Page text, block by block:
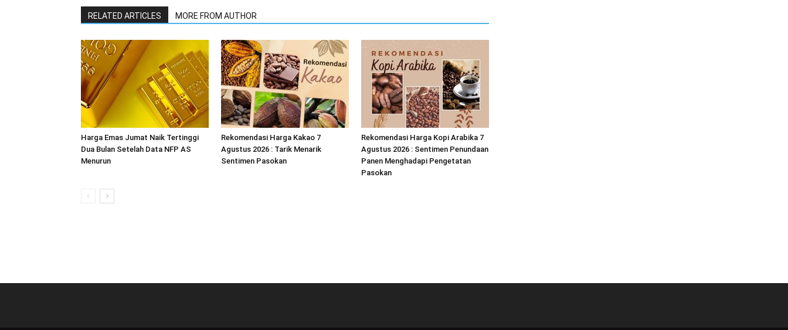
RELATED ARTICLES MORE FROM AUTHOR
Harga Emas Jumat Naik Tertinggi
Dua Bulan Setelah Data NFP AS
Menurun
Rekomendasi Harga Kakao 7
Agustus 2026 : Tarik Menarik
Sentimen Pasokan
Rekomendasi Harga Kopi Arabika 7
Agustus 2026 : Sentimen Penundaan
Panen Menghadapi Pengetatan
Pasokan